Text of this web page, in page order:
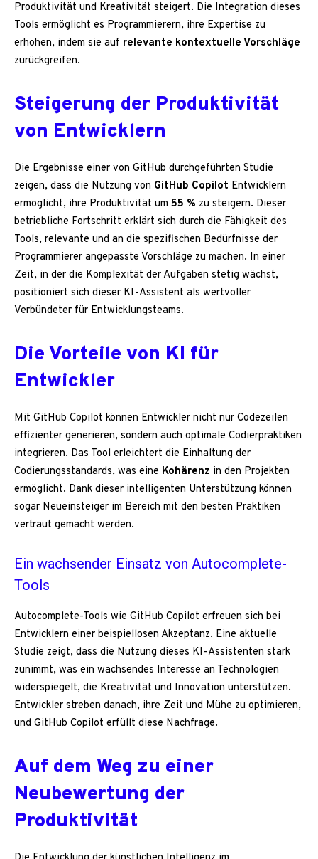
Produktivität und Kreativität steigert. Die Integration dieses
Tools ermöglicht es Programmierern, ihre Expertise zu
erhöhen, indem sie auf relevante kontextuelle Vorschläge
zurückgreifen.
Steigerung der Produktivität
von Entwicklern
Die Ergebnisse einer von GitHub durchgeführten Studie
zeigen, dass die Nutzung von GitHub Copilot Entwicklern
ermöglicht, ihre Produktivität um 55 % zu steigern. Dieser
betriebliche Fortschritt erklärt sich durch die Fähigkeit des
Tools, relevante und an die spezifischen Bedürfnisse der
Programmierer angepasste Vorschläge zu machen. In einer
Zeit, in der die Komplexität der Aufgaben stetig wächst,
positioniert sich dieser KI-Assistent als wertvoller
Verbündeter für Entwicklungsteams.
Die Vorteile von KI für
Entwickler
Mit GitHub Copilot können Entwickler nicht nur Codezeilen
effizienter generieren, sondern auch optimale Codierpraktiken
integrieren. Das Tool erleichtert die Einhaltung der
Codierungsstandards, was eine Kohärenz in den Projekten
ermöglicht. Dank dieser intelligenten Unterstützung können
sogar Neueinsteiger im Bereich mit den besten Praktiken
vertraut gemacht werden.
Ein wachsender Einsatz von Autocomplete-
Tools
Autocomplete-Tools wie GitHub Copilot erfreuen sich bei
Entwicklern einer beispiellosen Akzeptanz. Eine aktuelle
Studie zeigt, dass die Nutzung dieses KI-Assistenten stark
zunimmt, was ein wachsendes Interesse an Technologien
widerspiegelt, die Kreativität und Innovation unterstützen.
Entwickler streben danach, ihre Zeit und Mühe zu optimieren,
und GitHub Copilot erfüllt diese Nachfrage.
Auf dem Weg zu einer
Neubewertung der
Produktivität